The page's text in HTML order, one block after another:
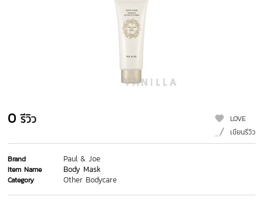
0 รีวิว
LOVE
เขียนรีวิว
Brand Paul & Joe
Item Name Body Mask
Category Other Bodycare